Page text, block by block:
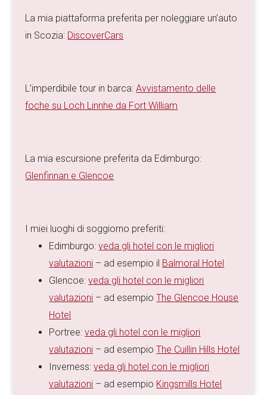
La mia piattaforma preferita per noleggiare un’auto
in Scozia: DiscoverCars
L’imperdibile tour in barca:Avvistamento delle
foche su Loch Linnhe da Fort William
La mia escursione preferita da Edimburgo:
Glenfinnan e Glencoe
I miei luoghi di soggiorno preferiti:
Edimburgo:veda gli hotel con le migliori
valutazioni – ad esempio il Balmoral Hotel
Glencoe:veda gli hotel con le migliori
valutazioni – ad esempioThe Glencoe House
Hotel
Portree:veda gli hotel con le migliori
valutazioni – ad esempioThe Cuillin Hills Hotel
Inverness:veda gli hotel con le migliori
valutazioni – ad esempio Kingsmills Hotel